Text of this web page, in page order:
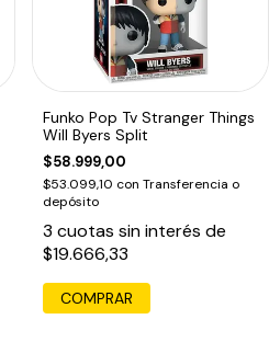
Funko Pop Tv Stranger Things
Will Byers Split
$58.999,00
$53.099,10 con Transferencia o
depósito
3 cuotas sin interés de
$19.666,33